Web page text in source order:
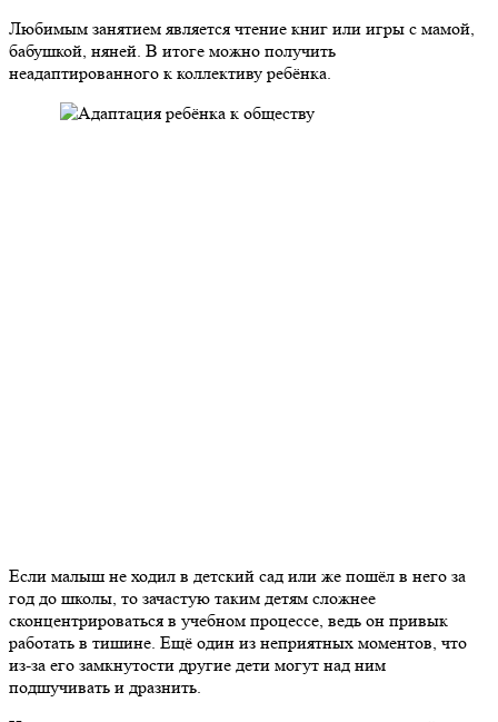
Любимым занятием является чтение книг или игры с мамой,
бабушкой, няней. В итоге можно получить
неадаптированного к коллективу ребёнка.
Если малыш не ходил в детский сад или же пошёл в него за
год до школы, то зачастую таким детям сложнее
сконцентрироваться в учебном процессе, ведь он привык
работать в тишине. Ещё один из неприятных моментов, что
из-за его замкнутости другие дети могут над ним
подшучивать и дразнить.